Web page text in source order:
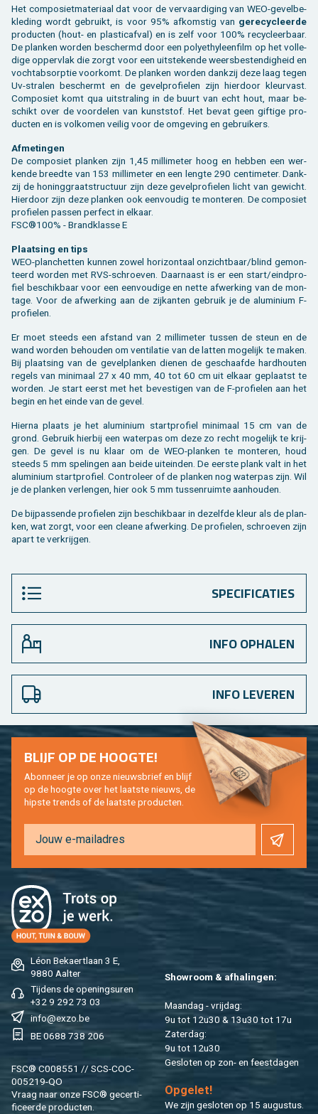
Het com­po­siet­ma­te­ri­aal dat voor de ver­vaar­di­ging van WEO-ge­vel­be­
kle­ding wordt ge­bruikt, is voor 95% af­kom­stig van ge­re­cy­cleer­de
pro­duc­ten (hout- en plas­ti­caf­val) en is zelf voor 100% re­cy­cleer­baar.
De plan­ken wor­den be­schermd door een po­ly­e­thy­leen­film op het vol­le­
di­ge op­per­vlak die zorgt voor een uit­ste­ken­de weers­be­sten­dig­heid en
vocht­ab­sorp­tie voor­komt. De plan­ken wor­den dank­zij deze laag tegen
Uv-stra­len be­schermt en de ge­vel­pro­fie­len zijn hier­door kleur­vast.
Com­po­siet komt qua uit­stra­ling in de buurt van echt hout, maar be­
schikt over de voor­de­len van kunst­stof. Het bevat geen gif­ti­ge pro­
duc­ten en is vol­ko­men vei­lig voor de om­ge­ving en ge­brui­kers.
Af­me­tin­gen
De com­po­siet plan­ken zijn 1,45 mil­li­me­ter hoog en heb­ben een wer­
ken­de breed­te van 153 mil­li­me­ter en een leng­te 290 cen­ti­me­ter. Dank­
zij de ho­ning­graat­struc­tuur zijn deze ge­vel­pro­fie­len licht van ge­wicht.
Hier­door zijn deze plan­ken ook een­vou­dig te mon­te­ren. De com­po­siet
pro­fie­len pas­sen per­fect in el­kaar.
FSC®100% - Brand­klas­se E
Plaat­sing en tips
WEO-plan­chet­ten kun­nen zowel ho­ri­zon­taal on­zicht­baar/blind ge­mon­
teerd wor­den met RVS-schroe­ven. Daar­naast is er een start/eind­pro­
fiel be­schik­baar voor een een­vou­di­ge en nette af­wer­king van de mon­
ta­ge. Voor de af­wer­king aan de zij­kan­ten ge­bruik je de alu­mi­ni­um F-
pro­fie­len.
Er moet steeds een af­stand van 2 mil­li­me­ter tus­sen de steun en de
wand wor­den be­hou­den om ven­ti­la­tie van de lat­ten mo­ge­lijk te maken.
Bij plaat­sing van de ge­vel­plan­ken die­nen de ge­schaaf­de hard­hou­ten
re­gels van mi­ni­maal 27 x 40 mm, 40 tot 60 cm uit el­kaar ge­plaatst te
wor­den. Je start eerst met het be­ves­ti­gen van de F-pro­fie­len aan het
begin en het einde van de gevel.
Hier­na plaats je het alu­mi­ni­um start­pro­fiel mi­ni­maal 15 cm van de
grond. Ge­bruik hier­bij een wa­ter­pas om deze zo recht mo­ge­lijk te krij­
gen. De gevel is nu klaar om de WEO-plan­ken te mon­te­ren, houd
steeds 5 mm spe­lin­gen aan beide uit­ein­den. De eer­ste plank valt in het
alu­mi­ni­um start­pro­fiel. Con­tro­leer of de plan­ken nog wa­ter­pas zijn. Wil
je de plan­ken ver­len­gen, hier ook 5 mm tus­sen­ruim­te aan­hou­den.
De bij­pas­sen­de pro­fie­len zijn be­schik­baar in de­zelf­de kleur als de plan­
ken, wat zorgt, voor een clea­ne af­wer­king. De pro­fie­len, schroe­ven zijn
apart te ver­krij­gen.
SPECIFICATIES
INFO OPHALEN
INFO LEVEREN
Léon Be­kaert­laan 3 E,
9880 Aal­ter
Tij­dens de ope­nings­uren
+32 9 292 73 03
info@​exzo.​be
BE 0688 738 206
FSC® C008551 // SCS-COC-
005219-QO
Vraag naar onze FSC® ge­cer­ti­
fi­ceer­de pro­duc­ten.
Show­room & af­ha­lin­gen:
Maan­dag - vrij­dag:
9u tot 12u30 & 13u30 tot 17u
Za­ter­dag:
9u tot 12u30
Ge­slo­ten op zon- en feest­da­gen
Op­ge­let!
We zijn ge­slo­ten op 15 au­gus­tus.
BLIJF OP DE HOOG­TE!
Abon­neer je op onze nieuws­brief en blijf
op de hoog­te over het laat­ste nieuws, de
hip­s­te trends of de laat­ste pro­duc­ten.